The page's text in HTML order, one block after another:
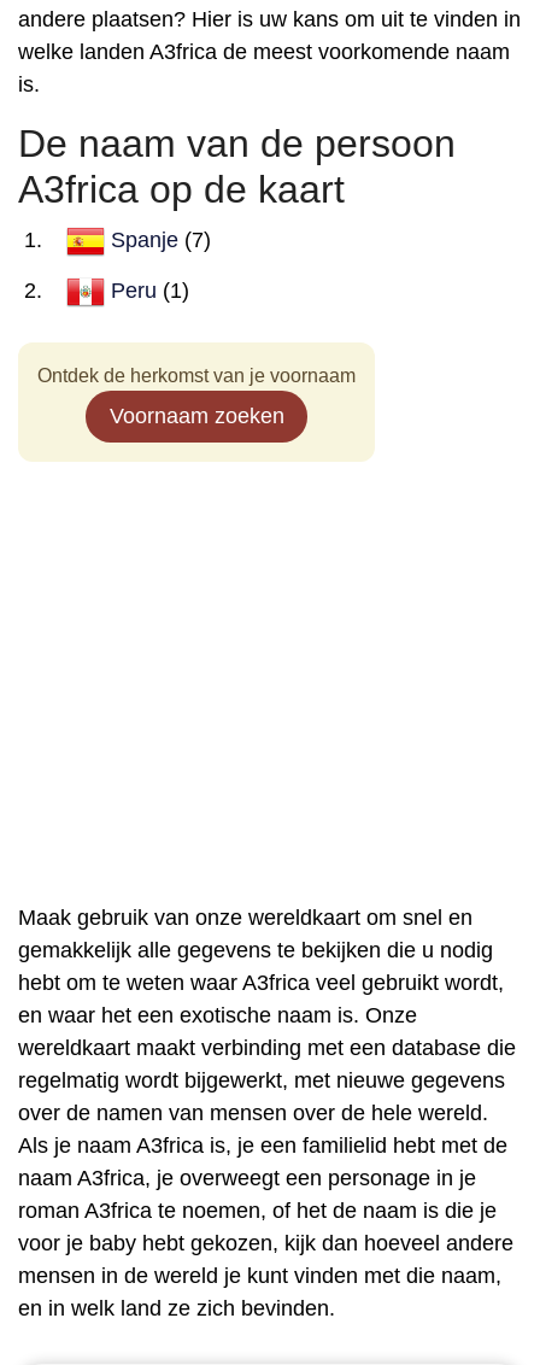
andere plaatsen? Hier is uw kans om uit te vinden in
welke landen A3frica de meest voorkomende naam
is.
De naam van de persoon
A3frica op de kaart
Spanje (7)
Peru (1)
Ontdek de herkomst van je voornaam
Voornaam zoeken
Maak gebruik van onze wereldkaart om snel en
gemakkelijk alle gegevens te bekijken die u nodig
hebt om te weten waar A3frica veel gebruikt wordt,
en waar het een exotische naam is. Onze
wereldkaart maakt verbinding met een database die
regelmatig wordt bijgewerkt, met nieuwe gegevens
over de namen van mensen over de hele wereld.
Als je naam A3frica is, je een familielid hebt met de
naam A3frica, je overweegt een personage in je
roman A3frica te noemen, of het de naam is die je
voor je baby hebt gekozen, kijk dan hoeveel andere
mensen in de wereld je kunt vinden met die naam,
en in welk land ze zich bevinden.